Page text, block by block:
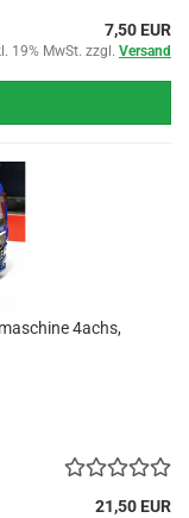
7,50 EUR
19% MwSt. zzgl. Versand
4achs,
21,50 EUR